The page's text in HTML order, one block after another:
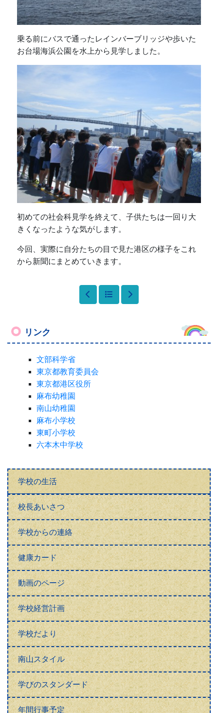
リンク
文部科学省
東京都教育委員会
東京都港区役所
麻布幼稚園
南山幼稚園
麻布小学校
東町小学校
六本木中学校
学校の生活
校長あいさつ
学校からの連絡
健康カード
動画のページ
学校経営計画
学校だより
南山スタイル
学びのスタンダード
年間行事予定
乗る前にバスで通ったレインバーブリッジや歩いた
お台場海浜公園を水上から見学しました。
初めての社会科見学を終えて、子供たちは一回り大
きくなったような気がします。
今回、実際に自分たちの目で見た港区の様子をこれ
から新聞にまとめていきます。